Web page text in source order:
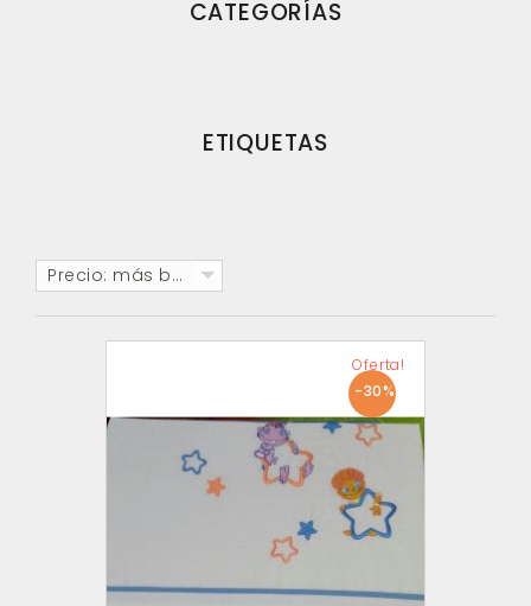
CATEGORÍAS
ETIQUETAS
Precio: más baratos primero
-30%
Oferta!